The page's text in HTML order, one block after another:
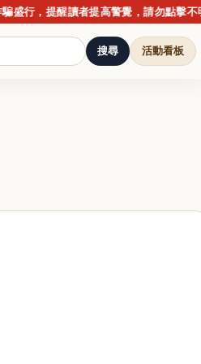
提醒讀者提高警覺，請勿點擊不明連
搜尋 活動看板